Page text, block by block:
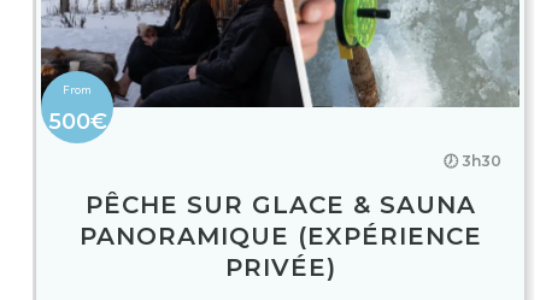
500€
🕖 3h30
PÊCHE SUR GLACE & SAUNA
PANORAMIQUE (EXPÉRIENCE
PRIVÉE)